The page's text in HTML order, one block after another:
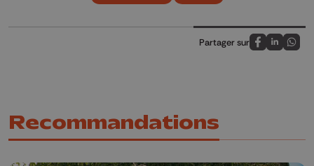
Partager sur
Partagez sur
Partagez
Recommandations